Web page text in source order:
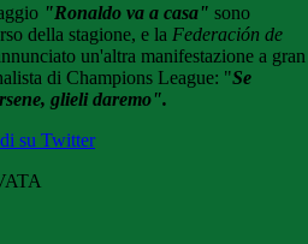
"Ronaldo va a casa" sono
della stagione, e la Federación de
un'altra manifestazione a gran
di Champions League: "Se
glieli daremo".
su Twitter